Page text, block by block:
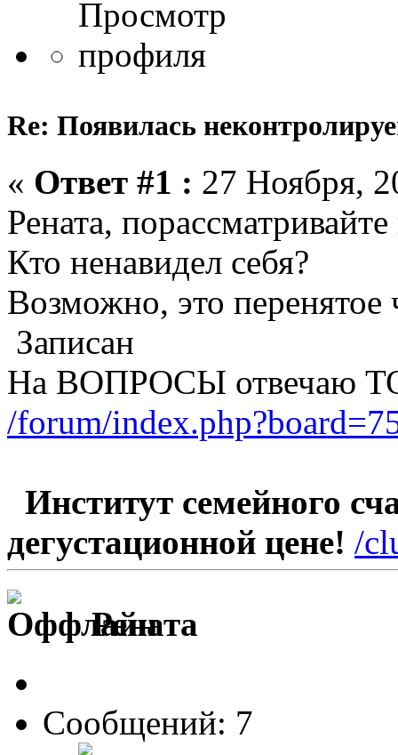
Re: Появилась
« Ответ #1 : 27 Ноября,
Рената,
Кто ненавидел себя?
Возможно, это перенятое
Записан
На ВОПРОСЫ отвечаю
/forum/
Институт семейного
дегустационной цене! /
Рената
Сообщений: 7